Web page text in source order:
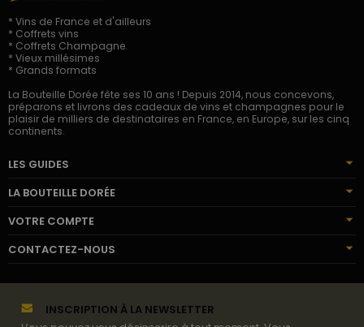
* Vins de France et d'ailleurs
* Coffrets vins
* Coffrets Champagne
* Vieux millésimes
* Grands formats
La Bouteille Dorée fête ses 10 ans ! Depuis 2014, nous concevons,
préparons et livrons des cadeaux de vins et champagnes pour le
plaisir de milliers de destinataires en France, en Europe, sur les cinq
continents.
LES GUIDES
LA BOUTEILLE DORÉE
VOTRE COMPTE
CONTACTEZ-NOUS
INSCRIPTION À LA NEWSLETTER